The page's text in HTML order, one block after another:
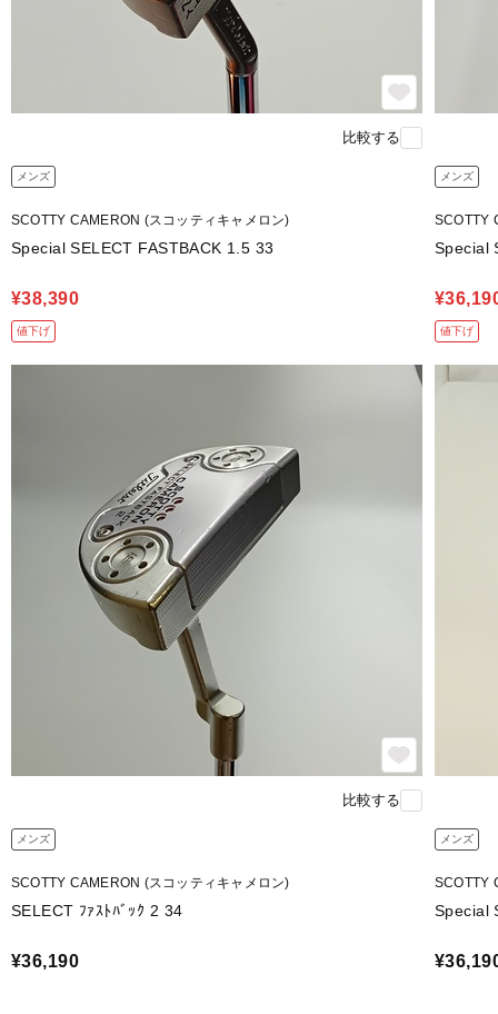
比較する
メンズ
SCOTTY CAMERON (スコッティキャメロン)
Special SELECT FASTBACK 1.5 33
¥38,390
値下げ
メンズ
SCOTTY
Special
値下げ
比較する
メンズ
SCOTTY CAMERON (スコッティキャメロン)
SELECT ﾌｧｽﾄﾊﾞｯｸ 2 34
¥36,190
メンズ
SCOTTY
Special